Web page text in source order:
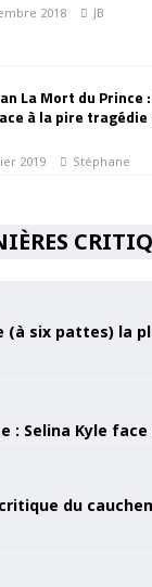
2018 JB
La Mort du Prince
à la pire
2019 Stéphane
(à six pattes) la
: Selina Kyle
du